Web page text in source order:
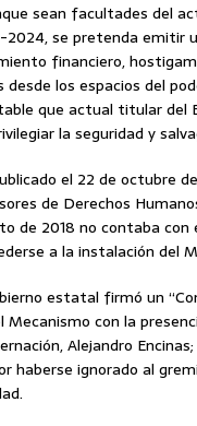
sean facultades del
2024, se pretenda emitir
financiero,
desde los espacios del
que actual titular
la seguridad y
el 22 de octubre
de Derechos
de 2018 no contaba
a la instalación del
estatal firmó un
Mecanismo con la
Alejandro
haberse ignorado al